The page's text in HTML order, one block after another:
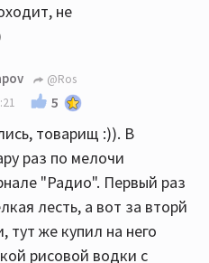
не
@Ros
5
товарищ :)). В
раз по мелочи
"Радио". Первый раз
лесть, а вот за вторй
тут же купил на него
рисовой водки с